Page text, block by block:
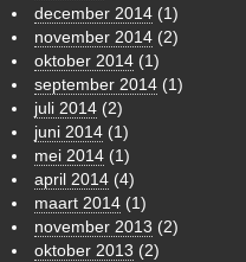
december 2014 (1)
november 2014 (2)
oktober 2014 (1)
september 2014 (1)
juli 2014 (2)
juni 2014 (1)
mei 2014 (1)
april 2014 (4)
maart 2014 (1)
november 2013 (2)
oktober 2013 (2)